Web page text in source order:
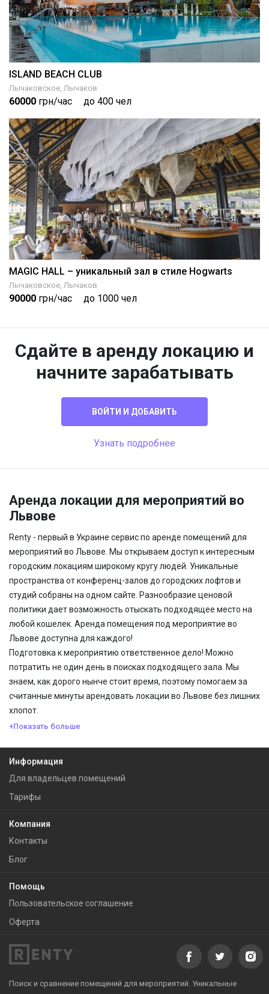
ISLAND BEACH CLUB
Лычаковское, Лычаков
60000 грн/час до 400 чел
MAGIC HALL – уникальный зал в стиле Hogwarts
Лычаковское, Лычаков
90000 грн/час до 1000 чел
Сдайте в аренду локацию и
начните зарабатывать
ВОЙТИ И ДОБАВИТЬ
Узнать подробнее
Аренда локации для мероприятий во
Львове
Renty - первый в Украине сервис по аренде помещений для
мероприятий во Львове. Мы открываем доступ к интересным
городским локациям широкому кругу людей. Уникальные
пространства от конференц-залов до городских лофтов и
студий собраны на одном сайте. Разнообразие ценовой
политики дает возможность отыскать подходящее место на
любой кошелек. Аренда помещения под мероприятие во
Львове доступна для каждого!
Подготовка к мероприятию ответственное дело! Можно
потратить не один день в поисках подходящего зала. Мы
знаем, как дорого нынче стоит время, поэтому помогаем за
считанные минуты арендовать локации во Львове без лишних
хлопот.
+Показать больше
Информация
Для владельцев помещений
Тарифы
Компания
Контакты
Блог
Помощь
Пользовательское соглашение
Оферта
Поиск и сравнение помещений для мероприятий. Уникальные